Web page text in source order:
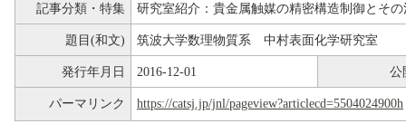
記事分類・特集 研究室紹介：貴金属触媒の精密構造制御とその
題目(和文) 筑波大学数理物質系 中村表面化学研究室
発行年月日 2016-12-01 公
パーマリンク https://catsj.jp/jnl/pageview?articlecd=5504024900h